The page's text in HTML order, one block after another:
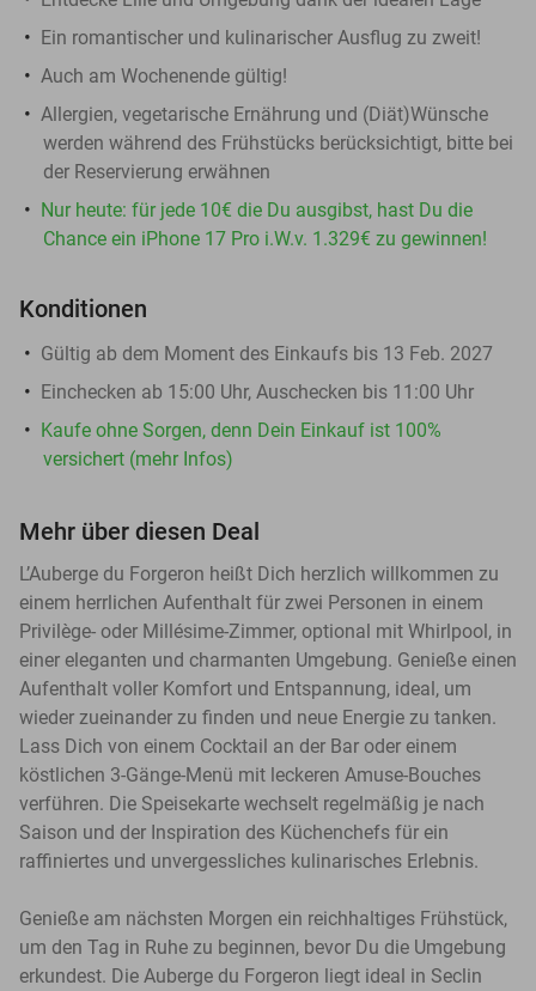
Ein romantischer und kulinarischer Ausflug zu zweit!
Auch am Wochenende gültig!
Allergien, vegetarische Ernährung und (Diät)Wünsche
werden während des Frühstücks berücksichtigt, bitte bei
der Reservierung erwähnen
Nur heute: für jede 10€ die Du ausgibst, hast Du die
Chance ein iPhone 17 Pro i.W.v. 1.329€ zu gewinnen!
Konditionen
Gültig ab dem Moment des Einkaufs bis 13 Feb. 2027
Einchecken ab 15:00 Uhr, Auschecken bis 11:00 Uhr
Kaufe ohne Sorgen, denn Dein Einkauf ist 100%
versichert (mehr Infos)
Mehr über diesen Deal
L’Auberge du Forgeron heißt Dich herzlich willkommen zu
einem herrlichen Aufenthalt für zwei Personen in einem
Privilège- oder Millésime-Zimmer, optional mit Whirlpool, in
einer eleganten und charmanten Umgebung. Genieße einen
Aufenthalt voller Komfort und Entspannung, ideal, um
wieder zueinander zu finden und neue Energie zu tanken.
Lass Dich von einem Cocktail an der Bar oder einem
köstlichen 3-Gänge-Menü mit leckeren Amuse-Bouches
verführen. Die Speisekarte wechselt regelmäßig je nach
Saison und der Inspiration des Küchenchefs für ein
raffiniertes und unvergessliches kulinarisches Erlebnis.
Genieße am nächsten Morgen ein reichhaltiges Frühstück,
um den Tag in Ruhe zu beginnen, bevor Du die Umgebung
erkundest. Die Auberge du Forgeron liegt ideal in Seclin